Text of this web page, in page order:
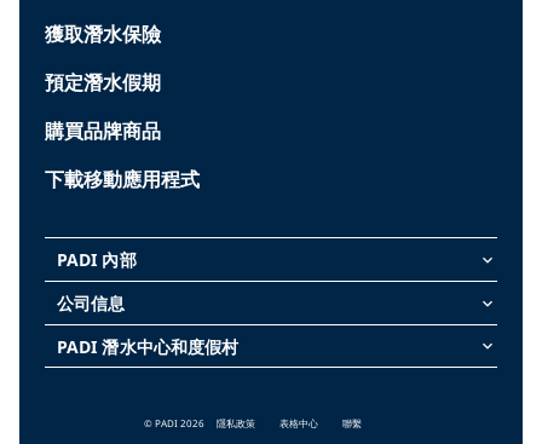
獲取潛水保險
預定潛水假期
購買品牌商品
下載移動應用程式
PADI 內部 keyboard_arrow_down
公司信息 keyboard_arrow_down
PADI 潛水中心和度假村 keyboard_arrow_down
© PADI 2026 隱私政策 表格中心 聯繫